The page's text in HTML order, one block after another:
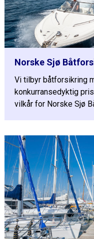
Aktuelt
Norske Sjø
Vi tilbyr båtforsikring
konkurransedyktig
vilkår for Norske Sjø